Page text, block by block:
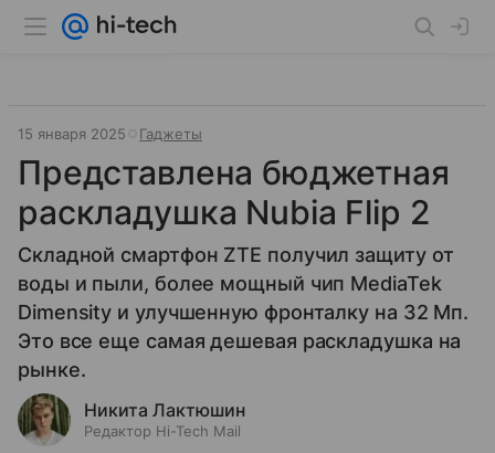
15 января 2025 Гаджеты
Представлена бюджетная
раскладушка Nubia Flip 2
Складной смартфон ZTE получил защиту от
воды и пыли, более мощный чип MediaTek
Dimensity и улучшенную фронталку на 32 Мп.
Это все еще самая дешевая раскладушка на
рынке.
Никита Лактюшин
Редактор Hi-Tech Mail